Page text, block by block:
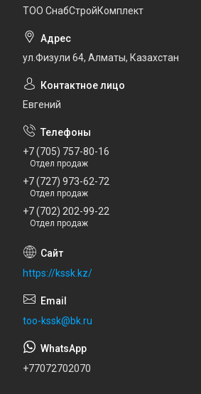
ТОО СнабСтройКомплект
ул.Физули 64, Алматы, Казахстан
Евгений
+7 (705) 757-80-16
Отдел продаж
+7 (727) 973-62-72
Отдел продаж
+7 (702) 202-99-22
Отдел продаж
https://kssk.kz/
too-kssk@bk.ru
+77072702070